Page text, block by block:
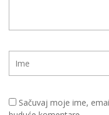
Sačuvaj moje ime,